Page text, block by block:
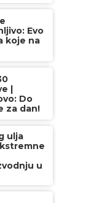
Evo
koje na
|
Do
za dan!
ulja
u